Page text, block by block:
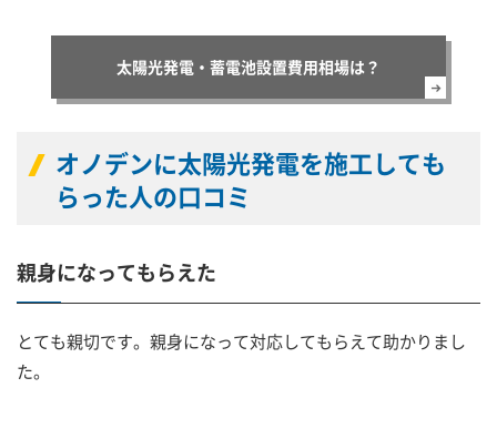
太陽光発電・蓄電池設置費用相場は？
オノデンに太陽光発電を施工しても
らった人の口コミ
親身になってもらえた
とても親切です。親身になって対応してもらえて助かりまし
た。